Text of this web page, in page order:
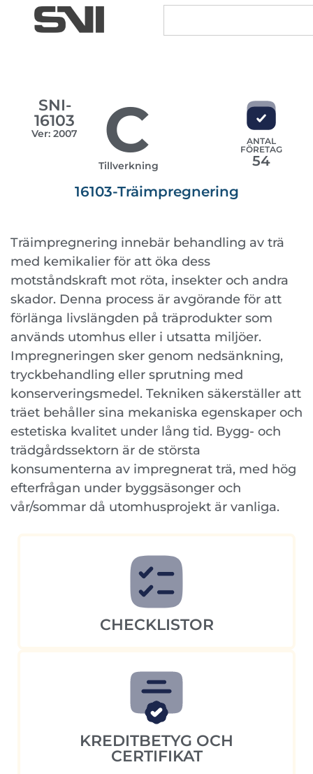
SNI-
16103
Ver: 2007 C
Tillverkning
ANTAL
FÖRETAG
54
16103-Träimpregnering
Träimpregnering innebär behandling av trä
med kemikalier för att öka dess
motståndskraft mot röta, insekter och andra
skador. Denna process är avgörande för att
förlänga livslängden på träprodukter som
används utomhus eller i utsatta miljöer.
Impregneringen sker genom nedsänkning,
tryckbehandling eller sprutning med
konserveringsmedel. Tekniken säkerställer att
träet behåller sina mekaniska egenskaper och
estetiska kvalitet under lång tid. Bygg- och
trädgårdssektorn är de största
konsumenterna av impregnerat trä, med hög
efterfrågan under byggsäsonger och
vår/sommar då utomhusprojekt är vanliga.
CHECKLISTOR
KREDITBETYG OCH
CERTIFIKAT